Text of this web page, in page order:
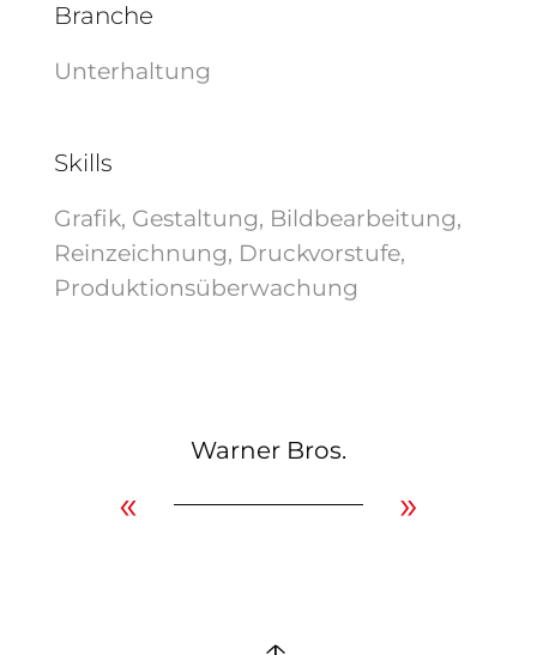
Branche
Unterhaltung
Skills
Grafik, Gestaltung, Bildbearbeitung,
Reinzeichnung, Druckvorstufe,
Produktionsüberwachung
Warner Bros.
« »